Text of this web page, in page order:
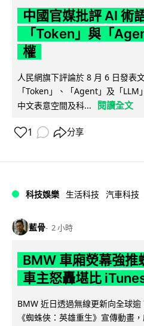
中國官媒批評 AI
「Token」與「
權
人民網旗下評論於 8 月 6 日發表
「Token」、「Agent」及「
中文表意空間及科...
閱讀全文
1 分享
科技娛樂 生活科技 汽車科技
藍骨 2 小時
BMW 車廂熒幕強
車主怒轟堪比
BMW 近日透過無線更新向全球
《蜘蛛俠：英雄重生》宣傳動畫